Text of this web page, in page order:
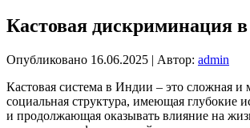
Кастовая дискриминация
Опубликовано 16.06.2025 | Автор: admin
Кастовая система в Индии – это сложная и
социальная структура, имеющая глубокие
и продолжающая оказывать влияние на